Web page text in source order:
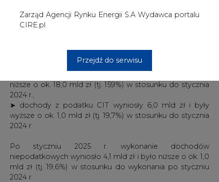
Przejdź do serwisu
były wyższe o ok. 0,5 mld zł (tj. 7,4%) w stosunku do
stycznia 2024 r.,
➤ dochody z podatku CIT wyniosły 6,0 mld zł i były
2024 r.
Po styczniu 2025 r. wykonanie dochodów
niepodatkowych wyniosło 4,1 mld zł i było niższe o ok. 1,0
mld zł (tj. 19,6%) w stosunku do wykonania po styczniu
Porównując dane o wykonaniu dochodów budżetu
państwa w zakresie PIT i CIT do wykonania z 2024 r.
należy pamiętać, że od 2025 r. w życie weszła reforma